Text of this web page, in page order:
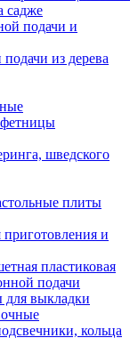
садже
подачи и
из дерева
шведского
плиты
и
пластиковая
подачи
выкладки
кольца